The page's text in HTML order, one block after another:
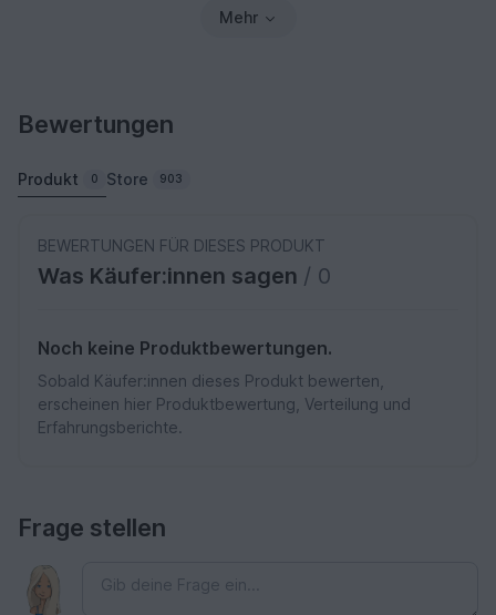
Mehr
Bewertungen
Produkt 0 Store 903
BEWERTUNGEN FÜR DIESES PRODUKT
Was Käufer:innen sagen / 0
Noch keine Produktbewertungen.
Sobald Käufer:innen dieses Produkt bewerten,
erscheinen hier Produktbewertung, Verteilung und
Erfahrungsberichte.
Frage stellen